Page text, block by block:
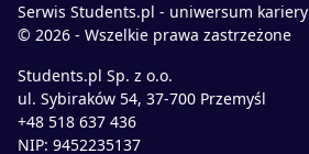
Serwis Students.pl - uniwersum kariery
© 2026 - Wszelkie prawa zastrzeżone
Students.pl Sp. z o.o.
ul. Sybiraków 54, 37-700 Przemyśl
+48 518 637 436
NIP: 9452235137